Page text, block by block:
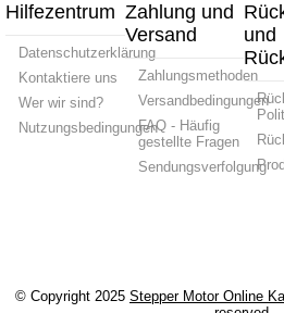
Hilfezentrum
Datenschutzerklärung
Kontaktiere uns
Wer wir sind?
Nutzungsbedingungen
Zahlung und
Versand
Zahlungsmethoden
Versandbedingungen
FAQ - Häufig
gestellte Fragen
Sendungsverfolgung
und
© Copyright 2025 Stepper Motor Online